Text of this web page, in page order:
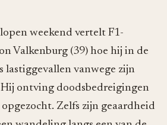
weekend vertelt F1-
Valkenburg (39) hoe hij in de
lastiggevallen vanwege zijn
ontving doodsbedreigingen
Zelfs zijn geaardheid